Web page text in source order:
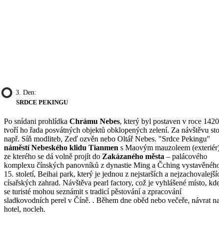
3. Den:
SRDCE PEKINGU
Po snídani prohlídka Chrámu Nebes, který byl postaven v roce
tvoří ho řada posvátných objektů obklopených zelení. Za návštěvu
např. Síň modliteb, Zeď ozvěn nebo Oltář Nebes. "Srdce Pekingu"
náměstí Nebeského klidu Tianmen s Maovým mauzoleem
ze kterého se dá volně projít do Zakázaného města – palácového
komplexu čínských panovníků z dynastie Ming a Čching
15. století, Beihai park, který je jednou z nejstarších a
císařských zahrad. Návštěva pearl factory, což je vyhlášené místo,
se turisté mohou seznámit s tradicí pěstování a zpracování
sladkovodních perel v Číně. . Během dne oběd nebo večeře, návrat
hotel, nocleh.